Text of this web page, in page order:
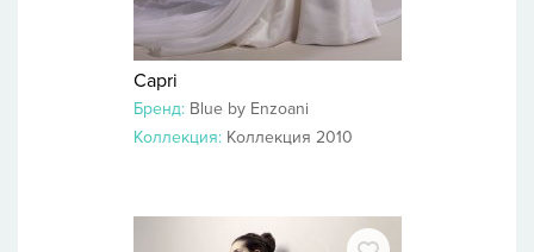
Capri
Бренд: Blue by Enzoani
Коллекция: Коллекция 2010